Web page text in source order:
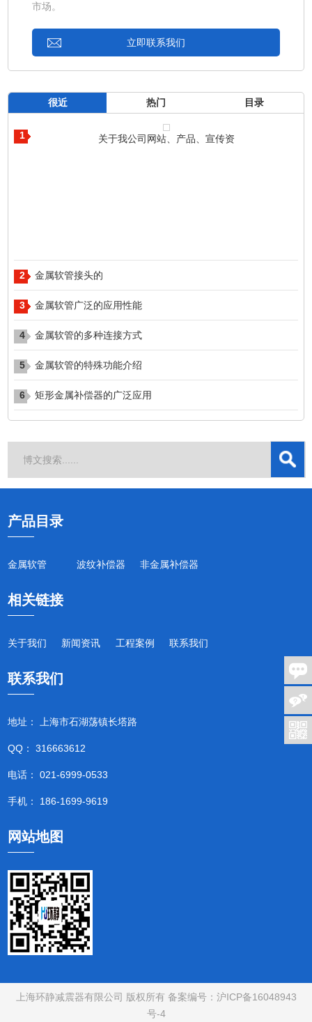
市场。
立即联系我们
很近 热门 目录
1 关于我公司网站、产品、宣传资
2 ​​​​​​​金属软管接头的
3 金属软管广泛的应用性能
4 金属软管的多种连接方式
5 金属软管的特殊功能介绍
6 矩形金属补偿器的广泛应用
产品目录
金属软管 波纹补偿器 非金属补偿器
相关链接
关于我们 新闻资讯 工程案例 联系我们
联系我们
地址： 上海市石湖荡镇长塔路
QQ： 316663612
电话： 021-6999-0533
手机： 186-1699-9619
网站地图
上海环静减震器有限公司 版权所有 备案编号： 沪ICP备16048943
号-4